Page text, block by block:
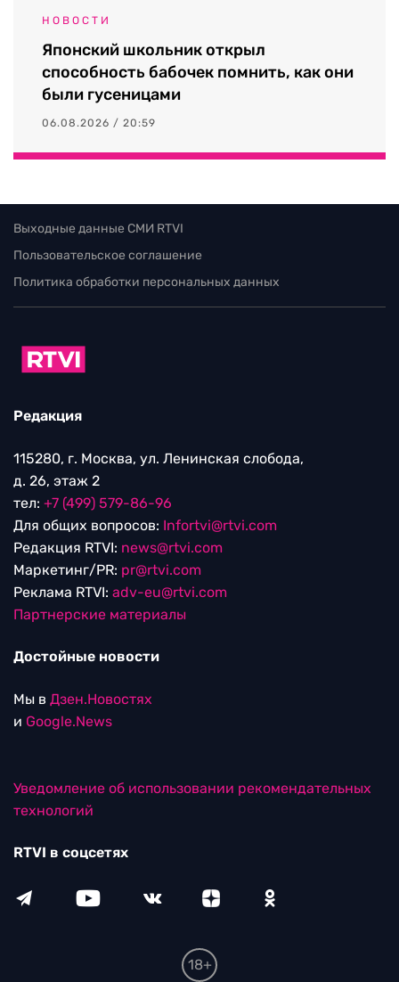
НОВОСТИ
Японский школьник открыл
способность бабочек помнить, как они
были гусеницами
06.08.2026 / 20:59
Выходные данные СМИ RTVI
Пользовательское соглашение
Политика обработки персональных данных
Редакция
115280, г. Москва, ул. Ленинская слобода,
д. 26, этаж 2
тел: +7 (499) 579-86-96
Для общих вопросов: Infortvi@rtvi.com
Редакция RTVI: news@rtvi.com
Маркетинг/PR: pr@rtvi.com
Реклама RTVI: adv-eu@rtvi.com
Партнерские материалы
Достойные новости
Мы в Дзен.Новостях
и Google.News
Уведомление об использовании рекомендательных
технологий
RTVI в соцсетях
18+